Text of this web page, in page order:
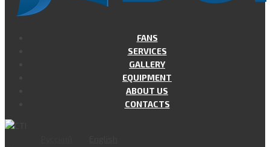
FANS
SERVICES
GALLERY
EQUIPMENT
ABOUT US
CONTACTS